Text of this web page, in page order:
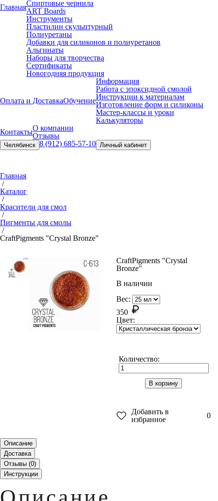
ГлавнаяСпиртовые чернила
ART Boards
Инструменты
Пластилин скульптурный
Полиуретаны
Добавки для силиконов и полиуретанов
Альгинаты
Наборы для творчества
Сертификаты
Новогодняя продукция
Оплата и ДоставкаОбучение
Информация
Работа с эпоксидной смолой
Инструкции к материалам
Изготовление форм и силиконы
Мастер-классы и уроки
Калькуляторы
КонтактыО компании
Отзывы
Челябинск 8 (912) 685-57-10 Личный кабинет
Главная
/
Каталог
/
Красители для смол
/
Пигменты для смолы
/
CraftPigments "Crystal Bronze"
CraftPigments "Crystal
Bronze"
В наличии
Вес:
350
Цвет:
Количество:
В корзину
Добавить в
избранное
0
Описание
Доставка
Отзывы (0)
Инструкции